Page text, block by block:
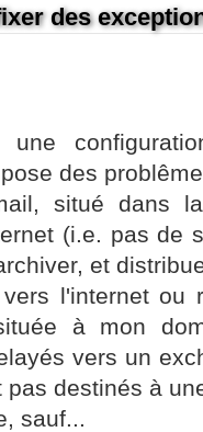
des
une
des
situé dans
(i.e. pas de
et
l'internet ou
à mon
vers un
pas destinés à
sauf...